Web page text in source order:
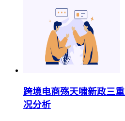
跨境电商殇天啸新政三
况分析